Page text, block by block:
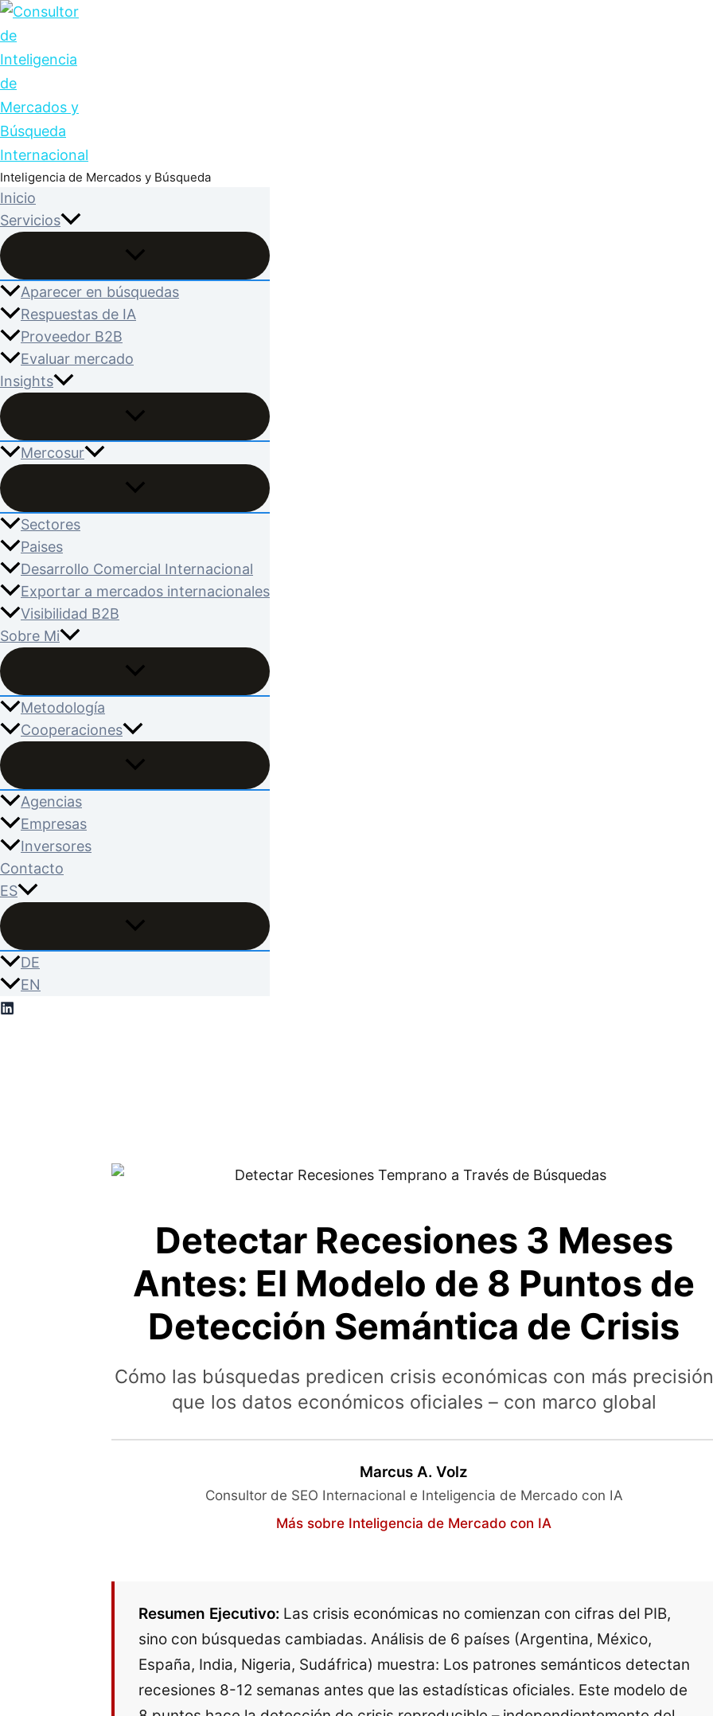
Ir
al
contenido
Inteligencia de Mercados y Búsqueda
Inicio
Servicios
Aparecer en búsquedas
Respuestas de IA
Proveedor B2B
Evaluar mercado
Insights
Mercosur
Sectores
Paises
Desarrollo Comercial Internacional
Exportar a mercados internacionales
Visibilidad B2B
Sobre Mi
Metodología
Cooperaciones
Agencias
Empresas
Inversores
Contacto
ES
DE
EN
Detectar Recesiones 3 Meses
Antes: El Modelo de 8 Puntos de
Detección Semántica de Crisis
Cómo las búsquedas predicen crisis económicas con más precisión
que los datos económicos oficiales – con marco global
Marcus A. Volz
Consultor de SEO Internacional e Inteligencia de Mercado con IA
Más sobre Inteligencia de Mercado con IA
Resumen Ejecutivo: Las crisis económicas no comienzan con cifras del PIB,
sino con búsquedas cambiadas. Análisis de 6 países (Argentina, México,
España, India, Nigeria, Sudáfrica) muestra: Los patrones semánticos detectan
recesiones 8-12 semanas antes que las estadísticas oficiales. Este modelo de